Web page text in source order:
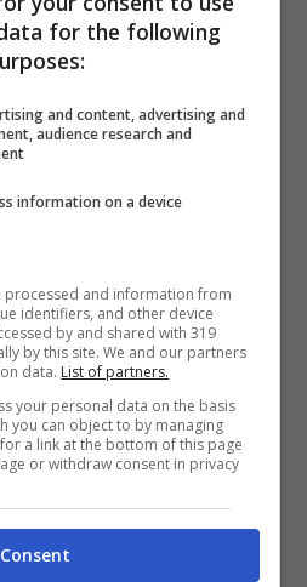
altri posti, come in
è la bevanda di Natale
versando acqua a 100
for the following
and content, advertising and
audience research and
information on a device
processed and information from
identifiers, and other device
by and shared with 319
by this site. We and our partners
data. List of partners.
your personal data on the basis
you can object to by managing
a link at the bottom of this page
or withdraw consent in privacy
Consent